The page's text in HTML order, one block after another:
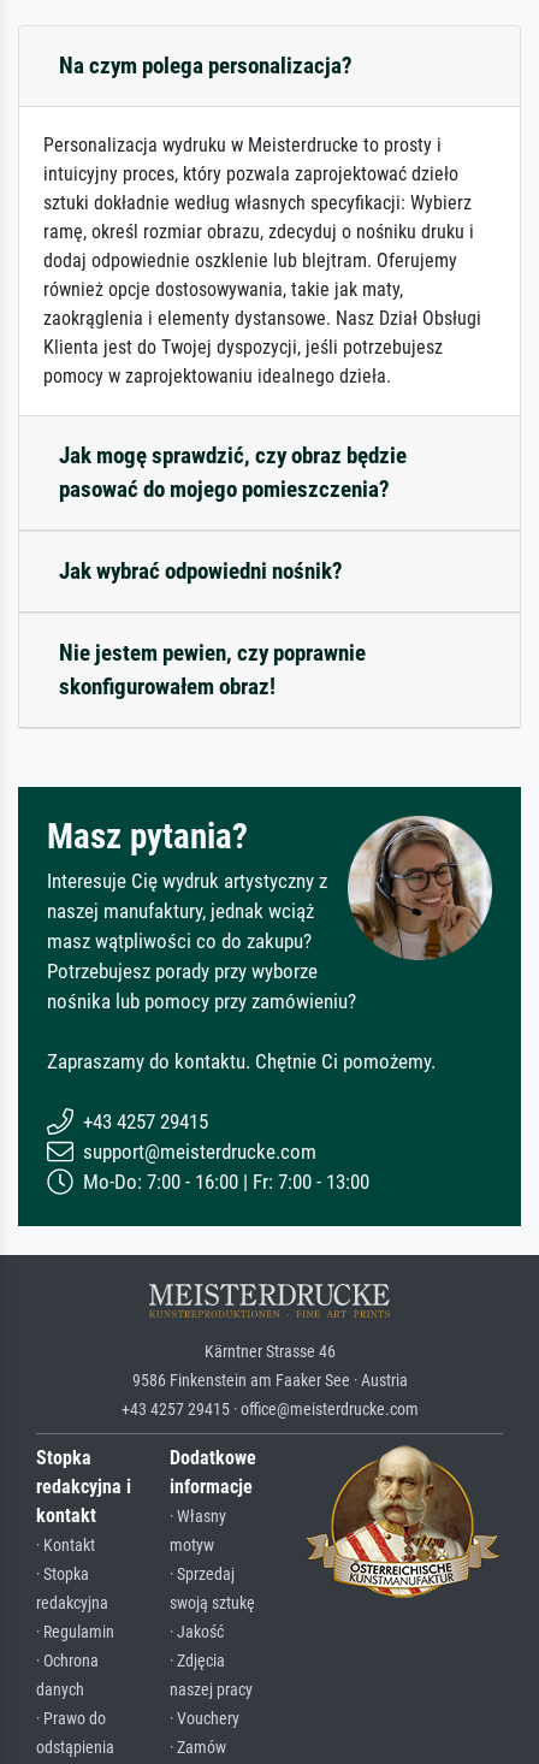
Na czym polega personalizacja?
Personalizacja wydruku w Meisterdrucke to prosty i
intuicyjny proces, który pozwala zaprojektować dzieło
sztuki dokładnie według własnych specyfikacji: Wybierz
ramę, określ rozmiar obrazu, zdecyduj o nośniku druku i
dodaj odpowiednie oszklenie lub blejtram. Oferujemy
również opcje dostosowywania, takie jak maty,
zaokrąglenia i elementy dystansowe. Nasz Dział Obsługi
Klienta jest do Twojej dyspozycji, jeśli potrzebujesz
pomocy w zaprojektowaniu idealnego dzieła.
Jak mogę sprawdzić, czy obraz będzie
pasować do mojego pomieszczenia?
Jak wybrać odpowiedni nośnik?
Nie jestem pewien, czy poprawnie
skonfigurowałem obraz!
Masz pytania?
Interesuje Cię wydruk artystyczny z
naszej manufaktury, jednak wciąż
masz wątpliwości co do zakupu?
Potrzebujesz porady przy wyborze
nośnika lub pomocy przy zamówieniu?
Zapraszamy do kontaktu. Chętnie Ci pomożemy.
+43 4257 29415
support@meisterdrucke.com
Mo-Do: 7:00 - 16:00 | Fr: 7:00 - 13:00
Kärntner Strasse 46
9586 Finkenstein am Faaker See · Austria
+43 4257 29415 · office@meisterdrucke.com
Stopka
redakcyjna i
kontakt
· Kontakt
· Stopka
redakcyjna
· Regulamin
· Ochrona
danych
· Prawo do
odstąpienia
Dodatkowe
informacje
· Własny
motyw
· Sprzedaj
swoją sztukę
· Jakość
· Zdjęcia
naszej pracy
· Vouchery
· Zamów